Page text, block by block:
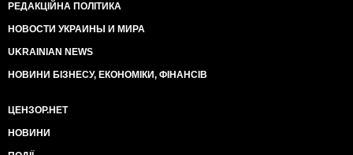
РЕДАКЦІЙНА ПОЛІТИКА
НОВОСТИ УКРАИНЫ И МИРА
UKRAINIAN NEWS
НОВИНИ БІЗНЕСУ, ЕКОНОМІКИ, ФІНАНСІВ
ЦЕНЗОР.НЕТ
НОВИНИ